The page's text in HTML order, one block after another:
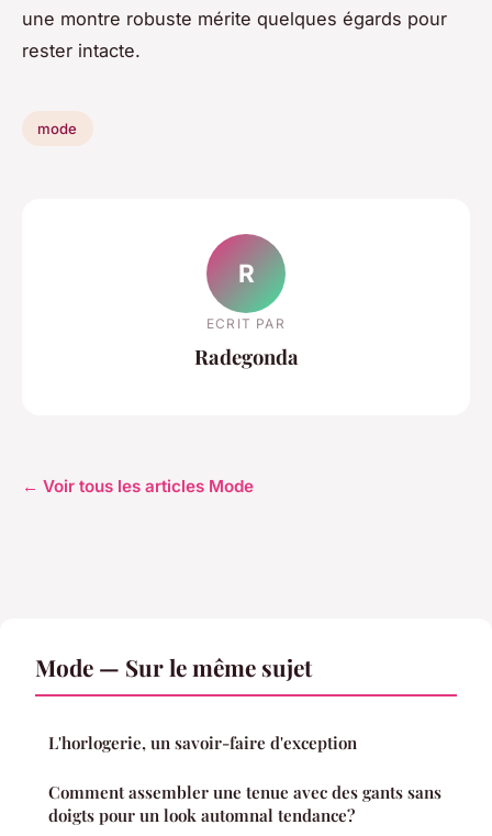
une montre robuste mérite quelques égards pour
rester intacte.
mode
R
ECRIT PAR
Radegonda
← Voir tous les articles Mode
Mode — Sur le même sujet
L'horlogerie, un savoir-faire d'exception
Comment assembler une tenue avec des gants sans
doigts pour un look automnal tendance?